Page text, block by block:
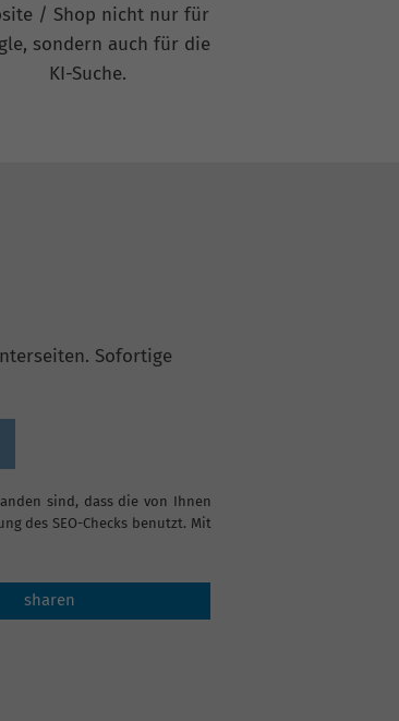
/ Shop nicht nur für
sondern auch für die
KI-Suche.
Sofortige
sind, dass die von Ihnen
des SEO-Checks benutzt. Mit
sharen